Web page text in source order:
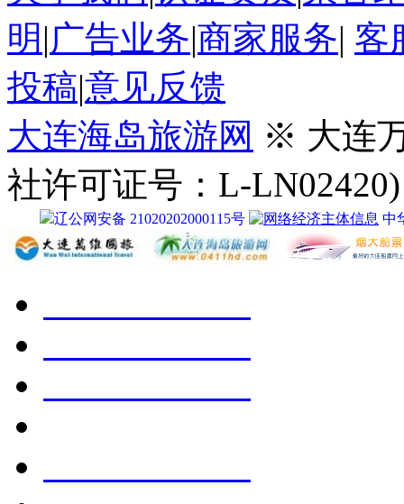
明 |广告业务|商家服务| 客
投稿|意见反馈
大连海岛旅游网 ※ 大连
社许可证号：L-LN02420)
辽公网安备 21020202000115号 中